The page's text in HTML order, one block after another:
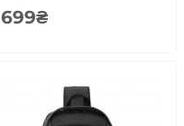
699₴